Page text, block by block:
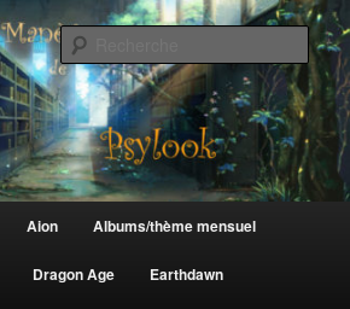
de Psylook
Aion Albums/thème mensuel
Dragon Age Earthdawn